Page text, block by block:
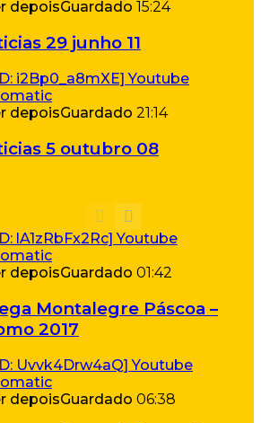
depoisGuardado 15:24
29 junho 11
depoisGuardado 21:14
5 outubro 08
depoisGuardado 01:42
Montalegre Páscoa –
2017
depoisGuardado 06:38